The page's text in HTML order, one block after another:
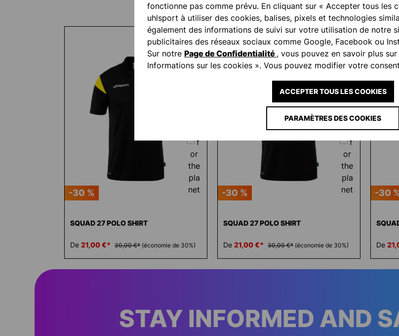
Ignorer la galerie de produits
-30 %
SQUAD 27 POLO SHIRT
De 21,00 €* 30,00 €* (économie de 30%)
-30 %
SQUAD 27 POLO SHIRT
De 21,00 €* 30,00 €* (économie de 30%)
-30
De
STAY INFORMED AND
fonctionne pas comme prévu. En cliquant sur « Accepter tous les
uhlsport à utiliser des cookies, balises, pixels et technologies
également des informations de suivi sur votre utilisation de notre
publicitaires des réseaux sociaux comme Google, Facebook ou
Sur notre Page de Confidentialité , vous pouvez en savoir plus
Informations sur les cookies ». Vous pouvez modifier votre
PARAMÈTRES DES COOKIES
ACCEPTER TOUS LES COOKIES